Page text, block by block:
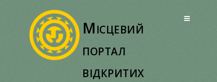
Місцевий
портал
відкритих